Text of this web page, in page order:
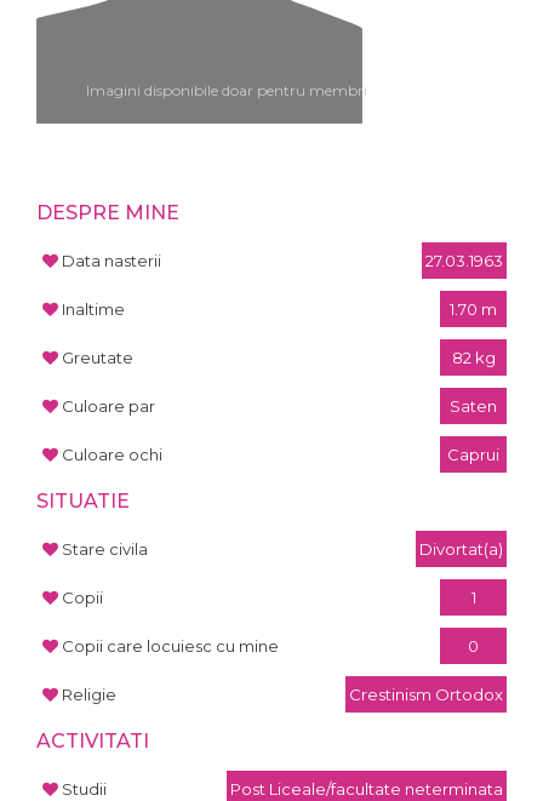
Imagini disponibile doar pentru membri
DESPRE MINE
Data nasterii 27.03.1963
Inaltime 1.70 m
Greutate 82 kg
Culoare par Saten
Culoare ochi Caprui
SITUATIE
Stare civila Divortat(a)
Copii 1
Copii care locuiesc cu mine 0
Religie Crestinism Ortodox
ACTIVITATI
Studii Post Liceale/facultate neterminata